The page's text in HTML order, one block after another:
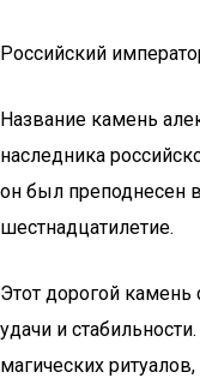
Российский
Название камень
наследника
он был преподнесен
шестнадцатилетие.
Этот дорогой камень
удачи и
магических